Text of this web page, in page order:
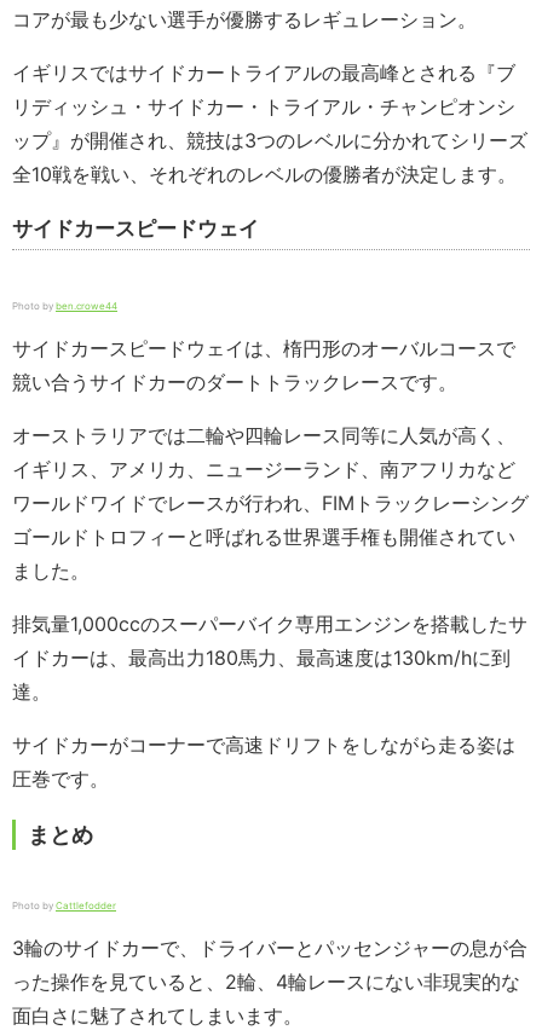
コアが最も少ない選手が優勝するレギュレーション。
イギリスではサイドカートライアルの最高峰とされる『ブ
リディッシュ・サイドカー・トライアル・チャンピオンシ
ップ』が開催され、競技は3つのレベルに分かれてシリーズ
全10戦を戦い、それぞれのレベルの優勝者が決定します。
サイドカースピードウェイ
Photo by ben.crowe44
サイドカースピードウェイは、楕円形のオーバルコースで
競い合うサイドカーのダートトラックレースです。
オーストラリアでは二輪や四輪レース同等に人気が高く、
イギリス、アメリカ、ニュージーランド、南アフリカなど
ワールドワイドでレースが行われ、FIMトラックレーシング
ゴールドトロフィーと呼ばれる世界選手権も開催されてい
ました。
排気量1,000ccのスーパーバイク専用エンジンを搭載したサ
イドカーは、最高出力180馬力、最高速度は130km/hに到
達。
サイドカーがコーナーで高速ドリフトをしながら走る姿は
圧巻です。
まとめ
Photo by Cattlefodder
3輪のサイドカーで、ドライバーとパッセンジャーの息が合
った操作を見ていると、2輪、4輪レースにない非現実的な
面白さに魅了されてしまいます。